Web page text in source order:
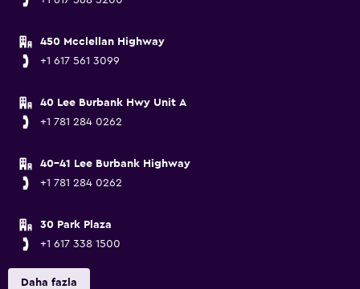
450 Mcclellan Highway
+1 617 561 3099
40 Lee Burbank Hwy Unit A
+1 781 284 0262
40-41 Lee Burbank Highway
+1 781 284 0262
30 Park Plaza
+1 617 338 1500
Daha fazla